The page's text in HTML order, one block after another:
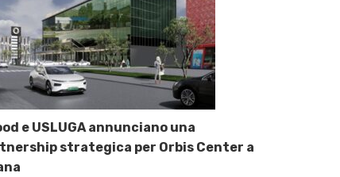
e USLUGA annunciano una
strategica per Orbis Center a